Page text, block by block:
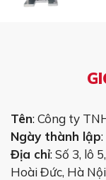
Tên: Công ty
Ngày thành lập
Địa chỉ: Số 3, lô
Hoài Đức, Hà Nội